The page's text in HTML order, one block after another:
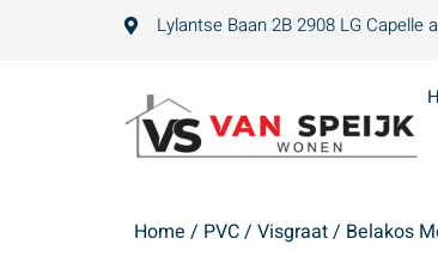
Lylantse Baan 2B 2908 LG Capelle
Home / PVC/ Visgraat/ Belakos